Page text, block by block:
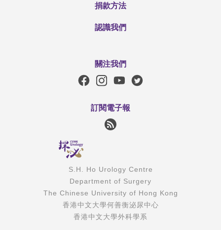
捐款方法
認識我們
關注我們
訂閱電子報
S.H. Ho Urology Centre
Department of Surgery
The Chinese University of Hong Kong
香港中文大學何善衡泌尿中心
香港中文大學外科學系